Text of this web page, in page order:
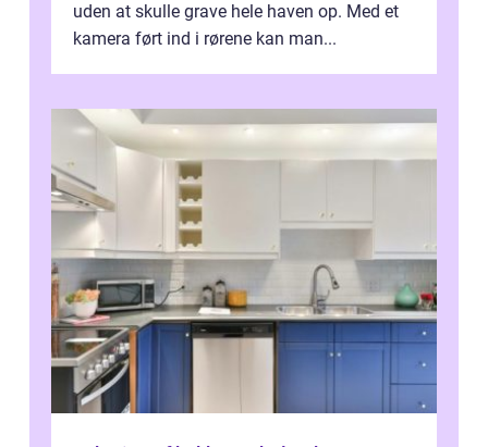
uden at skulle grave hele haven op. Med et
kamera ført ind i rørene kan man...